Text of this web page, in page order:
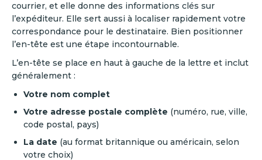
courrier, et elle donne des informations clés sur
l’expéditeur. Elle sert aussi à localiser rapidement votre
correspondance pour le destinataire. Bien positionner
l’en-tête est une étape incontournable.
L’en-tête se place en haut à gauche de la lettre et inclut
généralement :
Votre nom complet
Votre adresse postale complète (numéro, rue, ville,
code postal, pays)
La date (au format britannique ou américain, selon
votre choix)